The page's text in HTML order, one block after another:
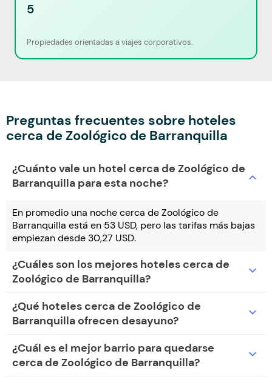
5
Propiedades orientadas a viajes corporativos.
Preguntas frecuentes sobre hoteles
cerca de Zoológico de Barranquilla
¿Cuánto vale un hotel cerca de Zoológico de
Barranquilla para esta noche?
expand_more
En promedio una noche cerca de Zoológico de
Barranquilla está en 53 USD, pero las tarifas más bajas
empiezan desde 30,27 USD.
¿Cuáles son los mejores hoteles cerca de
Zoológico de Barranquilla?
expand_more
¿Qué hoteles cerca de Zoológico de
Barranquilla ofrecen desayuno?
expand_more
¿Cuál es el mejor barrio para quedarse
cerca de Zoológico de Barranquilla?
expand_more